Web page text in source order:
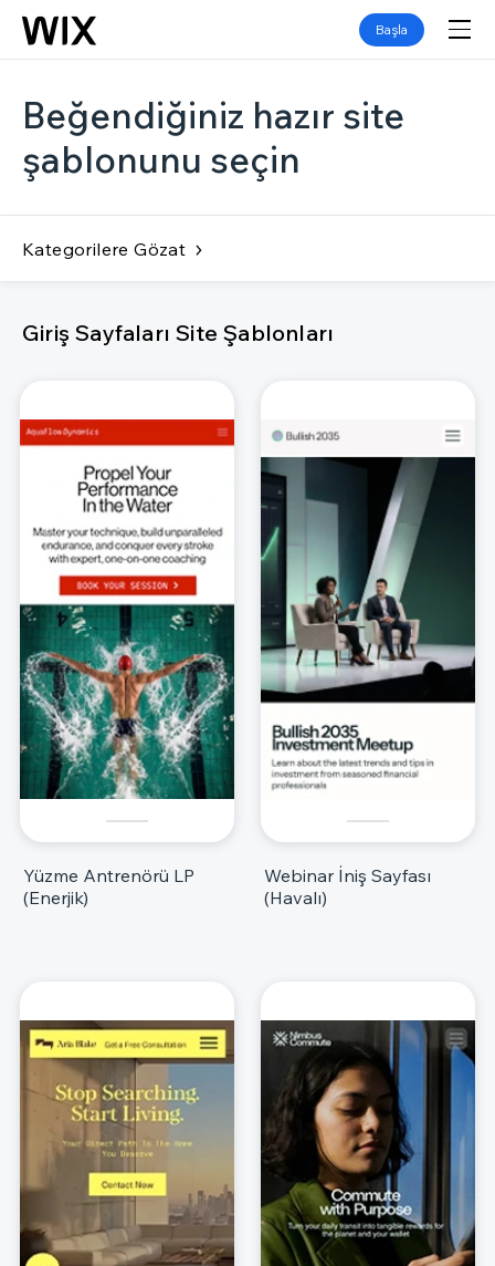
Başla
Beğendiğiniz hazır site
şablonunu seçin
Kategorilere Gözat
Giriş Sayfaları Site Şablonları
Yüzme Antrenörü LP
(Enerjik)
Webinar İniş Sayfası
(Havalı)